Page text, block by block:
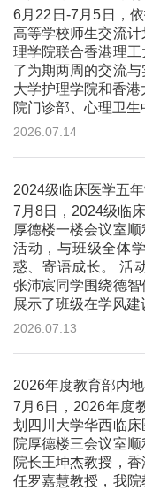
6月22日-7月5日，
高等学校师生交流
理学院联合香港理
了为期两周的交流
大学护理学院和香
院门诊部、心理卫生
2026.07.14
2024级临床医学五
7月8日，2024级临
厚德楼一楼会议室
活动，与班级全体
惑、寄语成长。 活
张沛宸同学围绕德智
展示了班级在学风建
2026.07.13
7月6日，2026年度
划四川大学华西临
院厚德楼三会议室
院长王坤杰教授，
任罗嘉慧教授，我